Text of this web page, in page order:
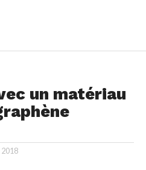
un matériau